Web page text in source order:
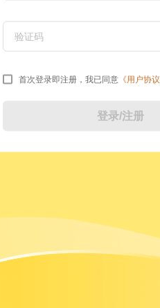
验证码
首次登录即注册，我已同意 《用户协议
登录/注册